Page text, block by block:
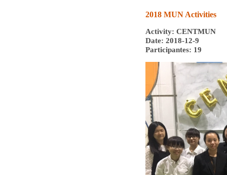
2018 MUN Activities
Activity: CENTMUN
Date: 2018-12-9
Participantes: 19